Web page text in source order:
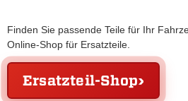
Finden Sie passende Teile für Ihr
Online-Shop für Ersatzteile.
Ersatzteil-Shop